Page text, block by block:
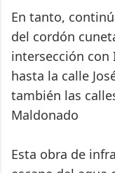
En tanto,
del cordón
intersección con
hasta la calle
también las
Maldonado
Esta obra de